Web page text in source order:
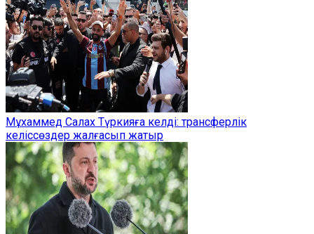
Мұхаммед Салах Түркияға келді: трансферлік
келіссөздер жалғасып жатыр